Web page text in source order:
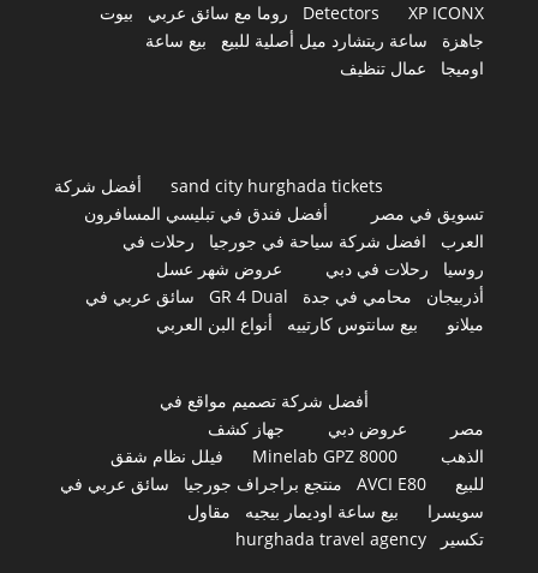
Detectors
XP ICONX روما مع سائق عربي
بيوت
جاهزة
ساعة ريتشارد ميل أصلية للبيع
بيع ساعة
اوميجا
عمال تنظيف
sand city hurghada tickets
أفضل شركة
تسويق في مصر
أفضل فندق في تبليسي المسافرون
العرب
افضل شركة سياحة في جورجيا
رحلات في
روسيا
رحلات في دبي
عروض شهر عسل
أذربيجان
محامي في جدة GR 4 Dual
سائق عربي في
ميلانو
بيع سانتوس كارتييه أنواع البن العربي
أفضل شركة تصميم مواقع في
مصر
عروض دبي
جهاز كشف
الذهب
Minelab GPZ 8000
فيلل نظام شقق
للبيع
AVCI E80 منتجع براجراف جورجيا
سائق عربي في
سويسرا
بيع ساعة اوديمار بيجيه
مقاول
تكسير
hurghada travel agency